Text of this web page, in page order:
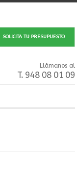
SOLICITA TU PRESUPUESTO
Llámanos al
T. 948 08 01 09